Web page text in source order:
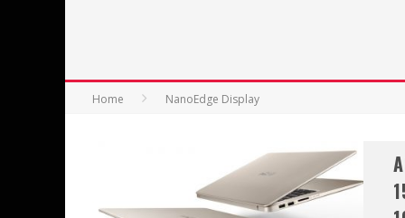
Home NanoEdge Display